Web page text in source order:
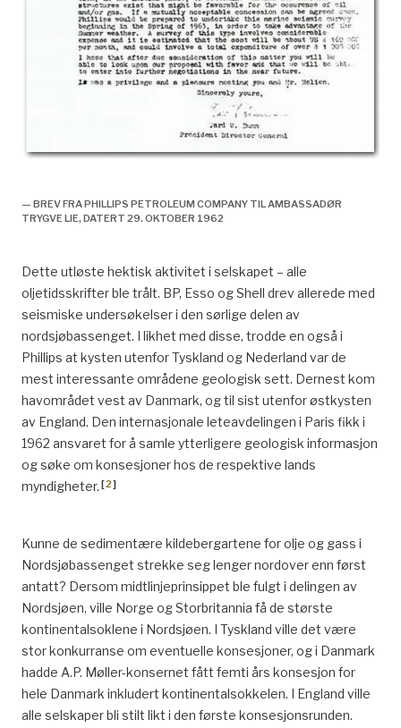
— BREV FRA PHILLIPS PETROLEUM COMPANY TIL AMBASSADØR
TRYGVE LIE, DATERT 29. OKTOBER 1962
Dette utløste hektisk aktivitet i selskapet – alle
oljetidsskrifter ble trålt. BP, Esso og Shell drev allerede med
seismiske undersøkelser i den sørlige delen av
nordsjøbassenget. I likhet med disse, trodde en også i
Phillips at kysten utenfor Tyskland og Nederland var de
mest interessante områdene geologisk sett. Dernest kom
havområdet vest av Danmark, og til sist utenfor østkysten
av England. Den internasjonale leteavdelingen i Paris fikk i
1962 ansvaret for å samle ytterligere geologisk informasjon
og søke om konsesjoner hos de respektive lands
myndigheter. [2]
Kunne de sedimentære kildebergartene for olje og gass i
Nordsjøbassenget strekke seg lenger nordover enn først
antatt? Dersom midtlinjeprinsippet ble fulgt i delingen av
Nordsjøen, ville Norge og Storbritannia få de største
kontinentalsoklene i Nordsjøen. I Tyskland ville det være
stor konkurranse om eventuelle konsesjoner, og i Danmark
hadde A.P. Møller-konsernet fått femti års konsesjon for
hele Danmark inkludert kontinentalsokkelen. I England ville
alle selskaper bli stilt likt i den første konsesjonsrunden.